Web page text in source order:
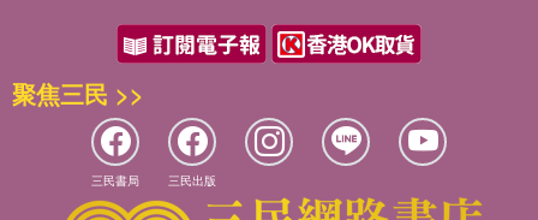
聚焦三民 >>
三民書局 三民出版